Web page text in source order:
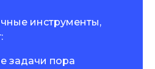
инструменты,
задачи пора